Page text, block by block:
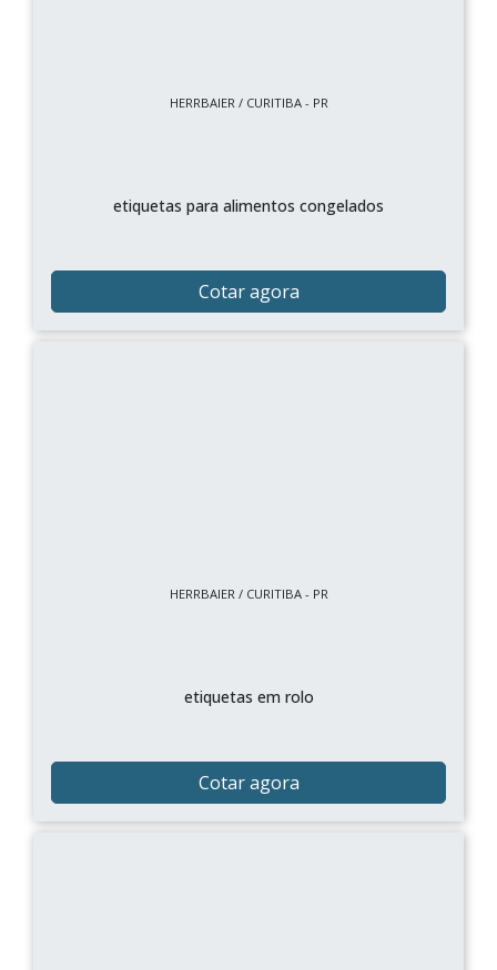
HERRBAIER / CURITIBA - PR
etiquetas para alimentos congelados
Cotar agora
HERRBAIER / CURITIBA - PR
etiquetas em rolo
Cotar agora